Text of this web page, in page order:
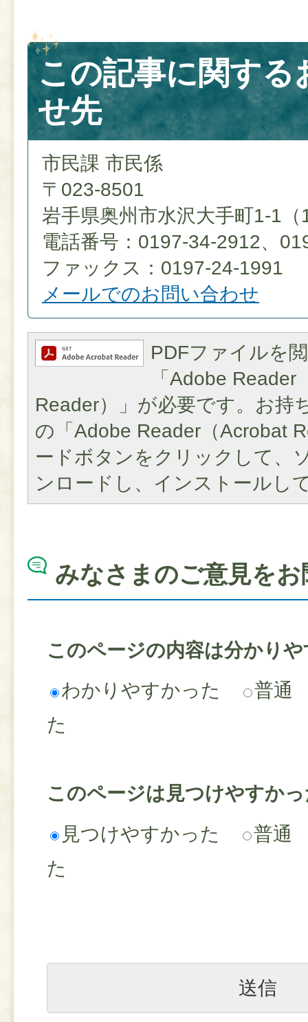
この記事に関する
せ先
市民課 市民係
〒023-8501
岩手県奥州市水沢大手町1-1（
電話番号：0197-34-2912、
ファックス：0197-24-1991
メールでのお問い合わせ
PDFファイルを
「Adobe Reader
Reader）」が必要です。お持
の「Adobe Reader（Acrobat
ードボタンをクリックして、
ンロードし、インストールし
みなさまのご意見を
このページの内容は分かり
わかりやすかった
普通
た
このページは見つけやすか
見つけやすかった
普通
た